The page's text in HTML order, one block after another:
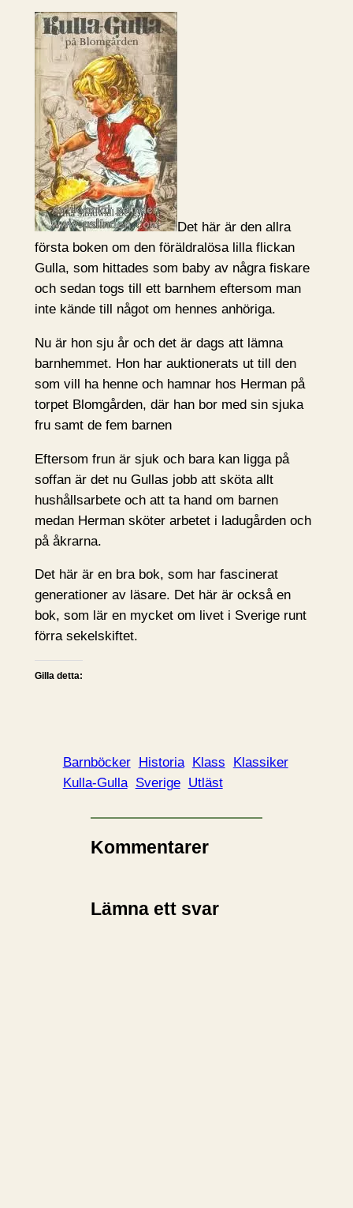
Det här är den allra
första boken om den föräldralösa lilla flickan
Gulla, som hittades som baby av några fiskare
och sedan togs till ett barnhem eftersom man
inte kände till något om hennes anhöriga.
Nu är hon sju år och det är dags att lämna
barnhemmet. Hon har auktionerats ut till den
som vill ha henne och hamnar hos Herman på
torpet Blomgården, där han bor med sin sjuka
fru samt de fem barnen
Eftersom frun är sjuk och bara kan ligga på
soffan är det nu Gullas jobb att sköta allt
hushållsarbete och att ta hand om barnen
medan Herman sköter arbetet i ladugården och
på åkrarna.
Det här är en bra bok, som har fascinerat
generationer av läsare. Det här är också en
bok, som lär en mycket om livet i Sverige runt
förra sekelskiftet.
Gilla detta:
Barnböcker Historia Klass
Klassiker
Kulla-Gulla Sverige Utläst
Kommentarer
Lämna ett svar